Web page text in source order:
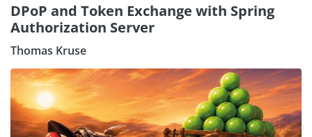
DPoP and Token Exchange with Spring
Authorization Server
Thomas Kruse